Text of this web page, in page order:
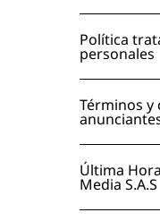
Política
personales
Términos y
Última
Media S.A.S